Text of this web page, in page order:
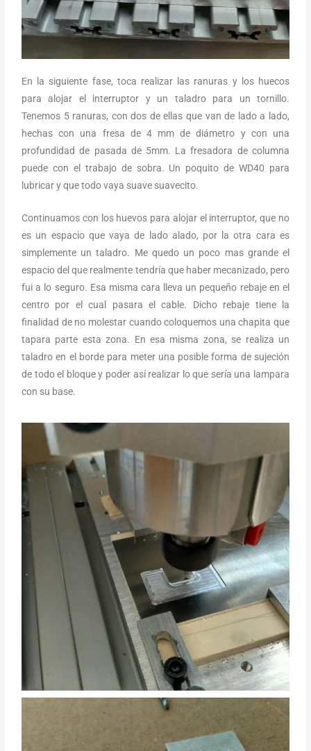
En la siguiente fase, toca realizar las ranuras y los huecos
para alojar el interruptor y un taladro para un tornillo.
Tenemos 5 ranuras, con dos de ellas que van de lado a lado,
hechas con una fresa de 4 mm de diámetro y con una
profundidad de pasada de 5mm. La fresadora de columna
puede con el trabajo de sobra. Un poquito de WD40 para
lubricar y que todo vaya suave suavecito.
Continuamos con los huevos para alojar el interruptor, que no
es un espacio que vaya de lado alado, por la otra cara es
simplemente un taladro. Me quedo un poco mas grande el
espacio del que realmente tendría que haber mecanizado, pero
fui a lo seguro. Esa misma cara lleva un pequeño rebaje en el
centro por el cual pasara el cable. Dicho rebaje tiene la
finalidad de no molestar cuando coloquemos una chapita que
tapara parte esta zona. En esa misma zona, se realiza un
taladro en el borde para meter una posible forma de sujeción
de todo el bloque y poder así realizar lo que sería una lampara
con su base.